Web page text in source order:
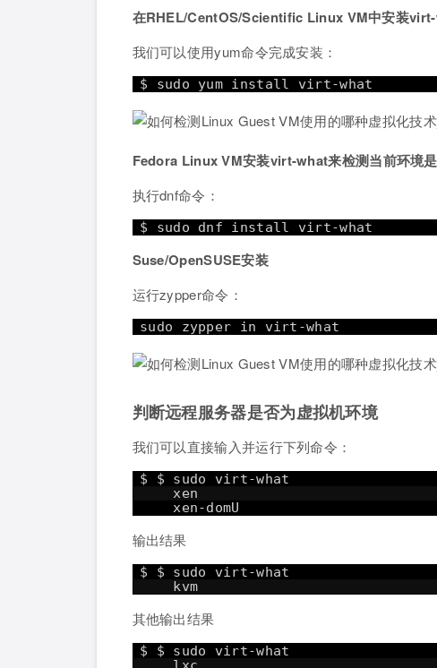
在RHEL/CentOS/Scientific Linux VM中安装
我们可以使用yum命令完成安装：
$ sudo yum install virt-what
Fedora Linux VM安装virt-what来检测当前环境
执行dnf命令：
$ sudo dnf install virt-what
Suse/OpenSUSE安装
运行zypper命令：
sudo zypper in virt-what
判断远程服务器是否为虚拟机环境
我们可以直接输入并运行下列命令：
$ $ sudo virt-what
xen
xen-domU
输出结果
$ $ sudo virt-what
kvm
其他输出结果
$ $ sudo virt-what